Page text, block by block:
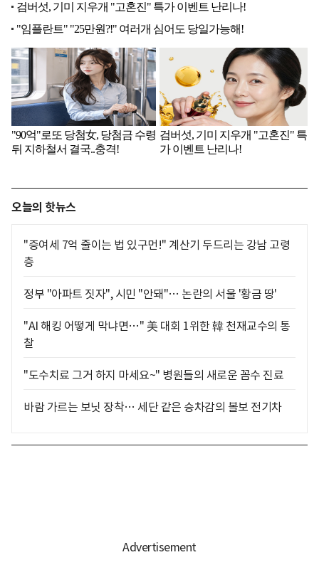
오늘의 핫뉴스
"증여세 7억 줄이는 법 있구먼!" 계산기 두드리는 강남 고령
층
정부 "아파트 짓자", 시민 "안돼"… 논란의 서울 '황금 땅'
"AI 해킹 어떻게 막냐면…" 美 대회 1위한 韓 천재교수의 통
찰
"도수치료 그거 하지 마세요~" 병원들의 새로운 꼼수 진료
바람 가르는 보닛 장착… 세단 같은 승차감의 볼보 전기차